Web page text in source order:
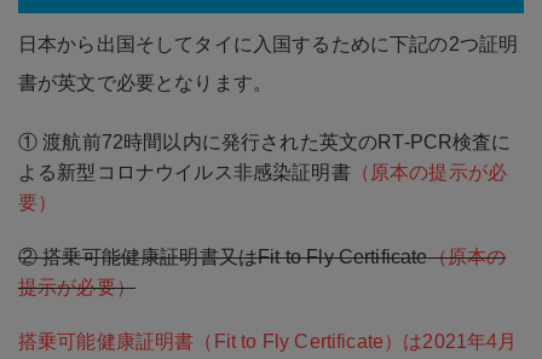
日本から出国そしてタイに入国するために下記の2つ証明
書が英文で必要となります。
① 渡航前72時間以内に発行された英文のRT-PCR検査に
よる新型コロナウイルス非感染証明書（原本の提示が必
要）
② 搭乗可能健康証明書又はFit to Fly Certificate（原本の
提示が必要）
搭乗可能健康証明書（Fit to Fly Certificate）は2021年4月